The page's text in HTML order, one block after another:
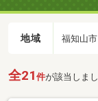
地域 福知山市
全21 件が該当しまし